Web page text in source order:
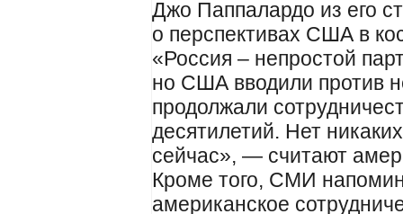
Джо Паппалардо из его
о перспективах США в
«Россия – непростой
но США вводили против
продолжали
десятилетий. Нет
сейчас», — считают
Кроме того, СМИ
американское